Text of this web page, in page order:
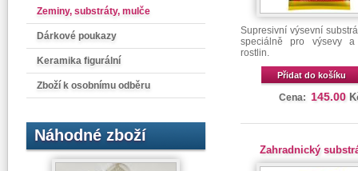
Zeminy, substráty, mulče
Dárkové poukazy
Keramika figurální
Zboží k osobnímu odběru
Náhodné zboží
Supresivní výsevní
speciálně pro výsevy a
rostlin.
Přidat do košíku
Cena: 145.00
Zahradnický